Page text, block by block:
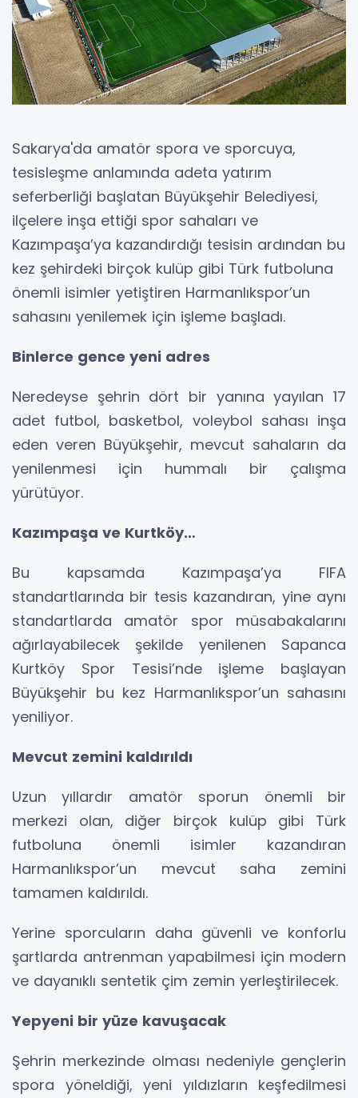
Sakarya'da amatör spora ve sporcuya,
tesisleşme anlamında adeta yatırım
seferberliği başlatan Büyükşehir Belediyesi,
ilçelere inşa ettiği spor sahaları ve
Kazımpaşa’ya kazandırdığı tesisin ardından bu
kez şehirdeki birçok kulüp gibi Türk futboluna
önemli isimler yetiştiren Harmanlıkspor’un
sahasını yenilemek için işleme başladı.
Binlerce gence yeni adres
Neredeyse şehrin dört bir yanına yayılan 17
adet futbol, basketbol, voleybol sahası inşa
eden veren Büyükşehir, mevcut sahaların da
yenilenmesi için hummalı bir çalışma
yürütüyor.
Kazımpaşa ve Kurtköy…
Bu kapsamda Kazımpaşa’ya FIFA
standartlarında bir tesis kazandıran, yine aynı
standartlarda amatör spor müsabakalarını
ağırlayabilecek şekilde yenilenen Sapanca
Kurtköy Spor Tesisi’nde işleme başlayan
Büyükşehir bu kez Harmanlıkspor’un sahasını
yeniliyor.
Mevcut zemini kaldırıldı
Uzun yıllardır amatör sporun önemli bir
merkezi olan, diğer birçok kulüp gibi Türk
futboluna önemli isimler kazandıran
Harmanlıkspor’un mevcut saha zemini
tamamen kaldırıldı.
Yerine sporcuların daha güvenli ve konforlu
şartlarda antrenman yapabilmesi için modern
ve dayanıklı sentetik çim zemin yerleştirilecek.
Yepyeni bir yüze kavuşacak
Şehrin merkezinde olması nedeniyle gençlerin
spora yöneldiği, yeni yıldızların keşfedilmesi